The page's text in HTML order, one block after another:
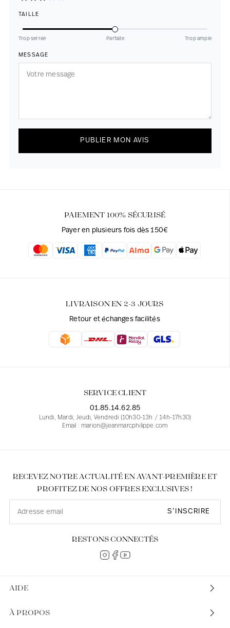
TAILLE
Trop serrée Parfaite Trop ample
MESSAGE
PUBLIER MON AVIS
PAIEMENT 100% SÉCURISÉ
Payer en plusieurs fois dès 150€
LIVRAISON EN 2-3 JOURS
Retour et échanges facilités
SERVICE CLIENT
01.85.14.62.85
Lundi, Mardi, Jeudi, Vendredi (10h30-13h / 14h-17h30)
Email : marion@jeanmarcphilippe.com
AIDE
À PROPOS
RECEVEZ NOTRE ACTUALITÉ EN AVANT-PREMIÈRE ET
PROFITEZ DE NOS OFFRES EXCLUSIVES !
S’INSCRIRE
RESTONS CONNECTÉS